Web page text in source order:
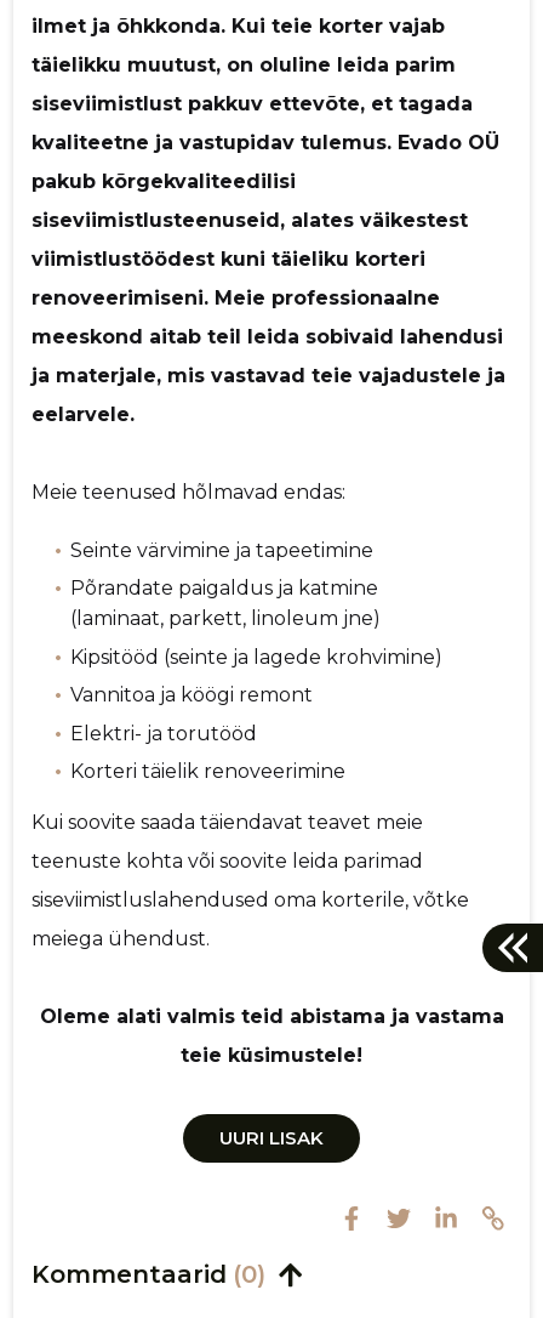
ilmet ja õhkkonda. Kui teie korter vajab
täielikku muutust, on oluline leida parim
siseviimistlust pakkuv ettevõte, et tagada
kvaliteetne ja vastupidav tulemus. Evado OÜ
pakub kõrgekvaliteedilisi
siseviimistlusteenuseid, alates väikestest
viimistlustöödest kuni täieliku korteri
renoveerimiseni. Meie professionaalne
meeskond aitab teil leida sobivaid lahendusi
ja materjale, mis vastavad teie vajadustele ja
eelarvele.
Meie teenused hõlmavad endas:
Seinte värvimine ja tapeetimine
Põrandate paigaldus ja katmine
(laminaat, parkett, linoleum jne)
Kipsitööd (seinte ja lagede krohvimine)
Vannitoa ja köögi remont
Elektri- ja torutööd
Korteri täielik renoveerimine
Kui soovite saada täiendavat teavet meie
teenuste kohta või soovite leida parimad
siseviimistluslahendused oma korterile, võtke
meiega ühendust.
Oleme alati valmis teid abistama ja vastama
teie küsimustele!
UURI LISAK
Kommentaarid (0)